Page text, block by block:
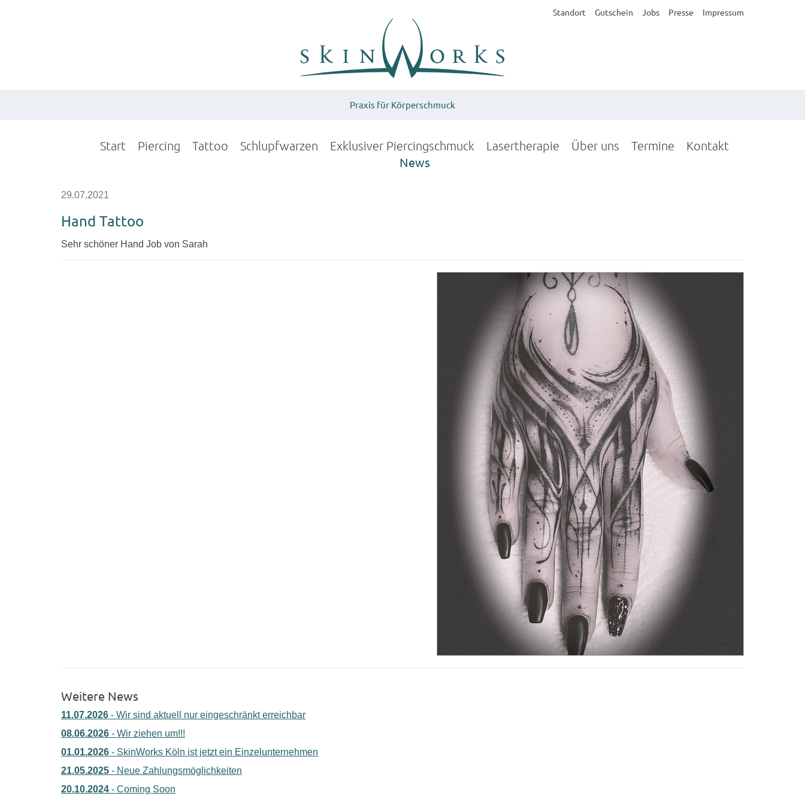
Standort Gutschein Jobs Presse Impressum
Praxis für Körperschmuck
Start Piercing Tattoo Schlupfwarzen Exklusiver Piercingschmuck Lasertherapie Über uns Termine Kontakt
News
29.07.2021
Hand Tattoo
Sehr schöner Hand Job von Sarah
Weitere News
11.07.2026 - Wir sind aktuell nur eingeschränkt erreichbar
08.06.2026 - Wir ziehen um!!!
01.01.2026 - SkinWorks Köln ist jetzt ein Einzelunternehmen
21.05.2025 - Neue Zahlungsmöglichkeiten
20.10.2024 - Coming Soon